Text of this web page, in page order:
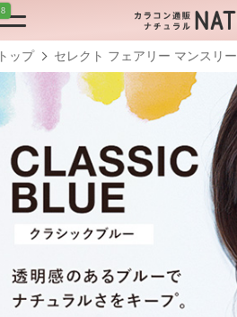
8
トップ セレクト フェアリー マンスリー